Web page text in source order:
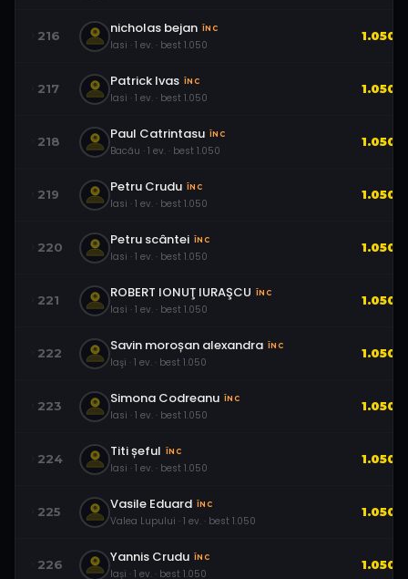
216 nicholas bejan ÎNC
Iasi · 1 ev. · best 1.050
1.050
217 Patrick Ivas ÎNC
Iasi · 1 ev. · best 1.050
1.050
218 Paul Catrintasu ÎNC
Bacău · 1 ev. · best 1.050
1.050
219 Petru Crudu ÎNC
Iasi · 1 ev. · best 1.050
1.050
220 Petru scântei ÎNC
Iasi · 1 ev. · best 1.050
1.050
221 ROBERT IONUŢ IURAŞCU ÎNC
Iasi · 1 ev. · best 1.050
1.050
222 Savin moroșan alexandra ÎNC
Iaşi · 1 ev. · best 1.050
1.050
223 Simona Codreanu ÎNC
Iasi · 1 ev. · best 1.050
1.050
224 Titi șeful ÎNC
Iasi · 1 ev. · best 1.050
1.050
225 Vasile Eduard ÎNC
Valea Lupului · 1 ev. · best 1.050
1.050
226 Yannis Crudu ÎNC
Iași · 1 ev. · best 1.050
1.050